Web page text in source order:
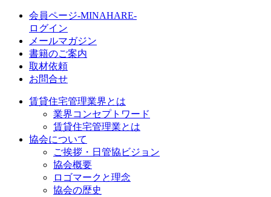
会員ページ-MINAHARE-
ログイン
メールマガジン
書籍のご案内
取材依頼
お問合せ
賃貸住宅管理業界とは
業界コンセプトワード
賃貸住宅管理業とは
協会について
ご挨拶・日管協ビジョン
協会概要
ロゴマークと理念
協会の歴史